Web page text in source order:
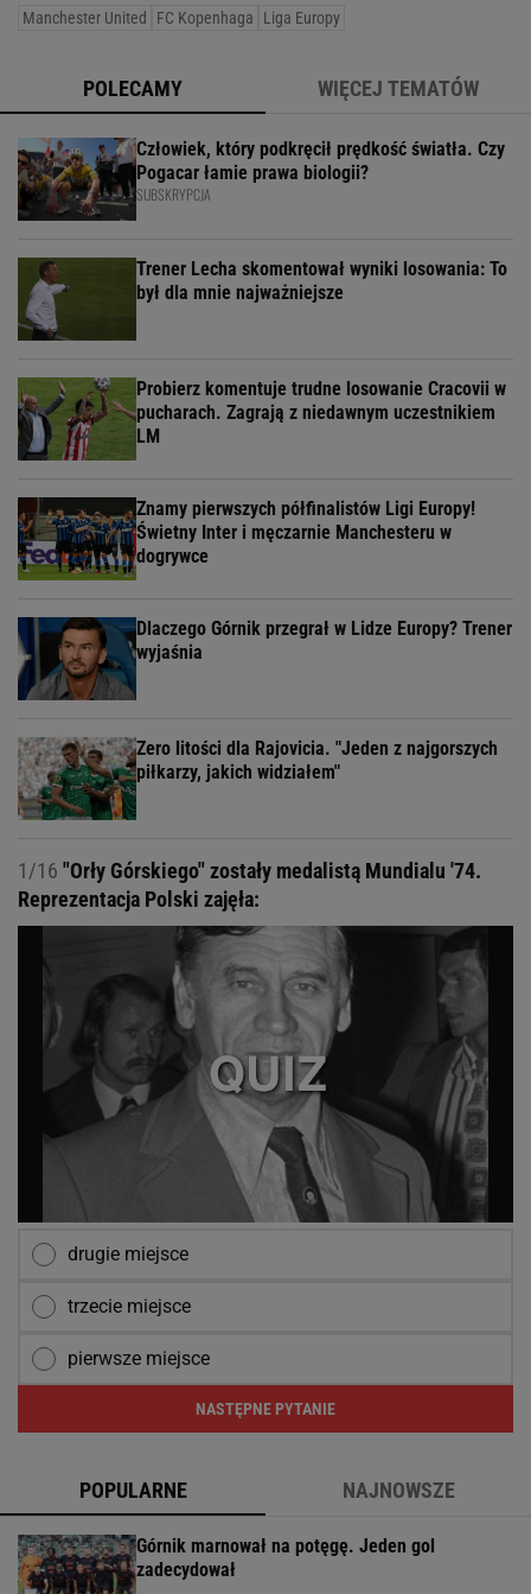
Manchester United FC Kopenhaga Liga Europy
POLECAMY WIĘCEJ TEMATÓW
Człowiek, który podkręcił prędkość światła. Czy
Pogacar łamie prawa biologii?
SUBSKRYPCJA
Trener Lecha skomentował wyniki losowania: To
był dla mnie najważniejsze
Probierz komentuje trudne losowanie Cracovii w
pucharach. Zagrają z niedawnym uczestnikiem
LM
Znamy pierwszych półfinalistów Ligi Europy!
Świetny Inter i męczarnie Manchesteru w
dogrywce
Dlaczego Górnik przegrał w Lidze Europy? Trener
wyjaśnia
Zero litości dla Rajovicia. "Jeden z najgorszych
piłkarzy, jakich widziałem"
1/16 "Orły Górskiego" zostały medalistą Mundialu '74.
Reprezentacja Polski zajęła:
drugie miejsce
trzecie miejsce
pierwsze miejsce
NASTĘPNE PYTANIE
POPULARNE NAJNOWSZE
Górnik marnował na potęgę. Jeden gol
zadecydował